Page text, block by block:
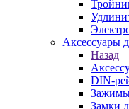
Аксессуары
Назад
DIN-
Замки